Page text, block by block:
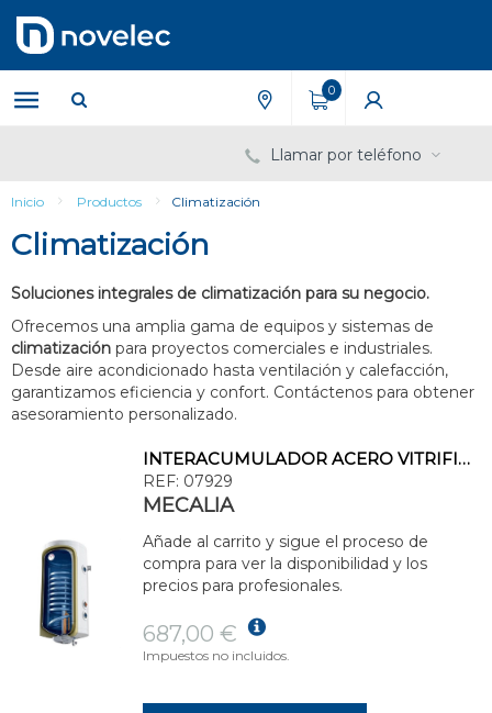
contenido
menú
de
navegación
0
Llamar por teléfono
Inicio Productos Climatización
Climatización
Soluciones integrales de climatización para su negocio.
Ofrecemos una amplia gama de equipos y sistemas de
climatización para proyectos comerciales e industriales.
Desde aire acondicionado hasta ventilación y calefacción,
garantizamos eficiencia y confort. Contáctenos para obtener
asesoramiento personalizado.
INTERACUMULADOR ACERO VITRIFICADO AISLADO VERTICAL MURAL 8bar 100l
REF: 07929
MECALIA
Añade al carrito y sigue el proceso de
compra para ver la disponibilidad y los
precios para profesionales.
687,00 €
Impuestos no incluidos.